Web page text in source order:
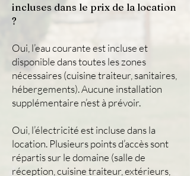
incluses dans le prix de la location
?
Oui, l’eau courante est incluse et
disponible dans toutes les zones
nécessaires (cuisine traiteur, sanitaires,
hébergements). Aucune installation
supplémentaire n’est à prévoir.
Oui, l’électricité est incluse dans la
location. Plusieurs points d’accès sont
répartis sur le domaine (salle de
réception, cuisine traiteur, extérieurs,